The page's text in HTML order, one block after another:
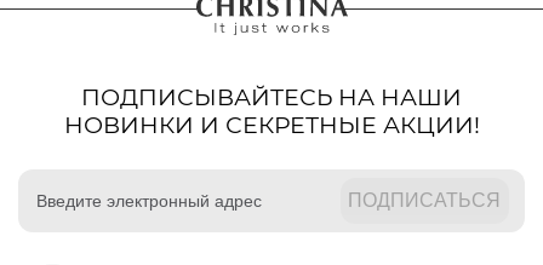
ПОДПИСЫВАЙТЕСЬ НА НАШИ
НОВИНКИ И СЕКРЕТНЫЕ АКЦИИ!